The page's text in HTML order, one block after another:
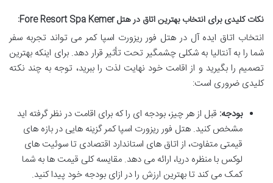
نکات کلیدی برای انتخاب بهترین اتاق در هتل Fore Resort Spa Kemer:
انتخاب اتاق ایده آل در هتل فور ریزورت اسپا کمر می تواند تجربه سفر
شما را به آنتالیا به شکلی چشمگیر تحت تأثیر قرار دهد. برای اینکه بهترین
تصمیم را بگیرید و از اقامت خود نهایت لذت را ببرید، توجه به چند نکته
کلیدی ضروری است:
بودجه: قبل از هر چیز، بودجه ای را که برای اقامت در نظر گرفته اید
مشخص کنید. هتل فور ریزورت اسپا کمر گزینه هایی در بازه های
قیمتی متفاوت، از اتاق های استاندارد اقتصادی تا سوئیت های
لوکس با منظره دریا، ارائه می دهد. مقایسه کلی قیمت ها به شما
کمک می کند تا بهترین ارزش را در ازای بودجه خود پیدا کنید.